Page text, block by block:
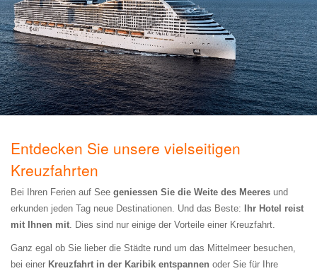
Entdecken Sie unsere vielseitigen
Kreuzfahrten
Bei Ihren Ferien auf See geniessen Sie die Weite des Meeres und
erkunden jeden Tag neue Destinationen. Und das Beste:
Ihr Hotel reist
mit Ihnen mit. Dies sind nur einige der Vorteile einer Kreuzfahrt.
Ganz egal ob Sie lieber die Städte rund um das Mittelmeer besuchen,
bei einer Kreuzfahrt in der Karibik entspannen oder Sie für Ihre